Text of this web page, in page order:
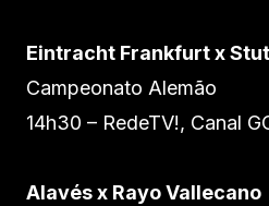
Eintracht Frankfurt x
Campeonato Alemão
14h30 – RedeTV!, Canal
Alavés x Rayo Vallecano